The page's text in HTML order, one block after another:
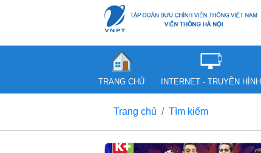
TRANG CHỦ INTERNET - TRUYỀN HÌNH
Trang chủ Tìm kiếm